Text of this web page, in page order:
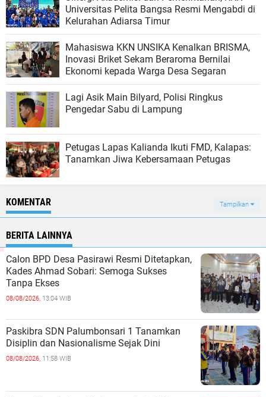
Universitas Pelita Bangsa Resmi Mengabdi di
Kelurahan Adiarsa Timur
Mahasiswa KKN UNSIKA Kenalkan BRISMA,
Inovasi Briket Sekam Beraroma Bernilai
Ekonomi kepada Warga Desa Segaran
Lagi Asik Main Bilyard, Polisi Ringkus
Pengedar Sabu di Lampung
Petugas Lapas Kalianda Ikuti FMD, Kalapas:
Tanamkan Jiwa Kebersamaan Petugas
KOMENTAR Tampilkan
BERITA LAINNYA
Calon BPD Desa Pasirawi Resmi Ditetapkan,
Kades Ahmad Sobari: Semoga Sukses
Tanpa Ekses
08/08/2026, 13:04 WIB
Paskibra SDN Palumbonsari 1 Tanamkan
Disiplin dan Nasionalisme Sejak Dini
08/08/2026, 11:58 WIB